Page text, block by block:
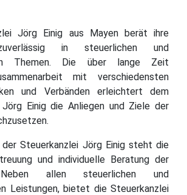
Jörg Einig aus Mayen berät ihre
in steuerlichen und
Themen. Die über lange Zeit
mit verschiedensten
und Verbänden erleichtert dem
Einig die Anliegen und Ziele der
Steuerkanzlei Jörg Einig steht die
und individuelle Beratung der
Neben allen steuerlichen und
Leistungen, bietet die Steuerkanzlei